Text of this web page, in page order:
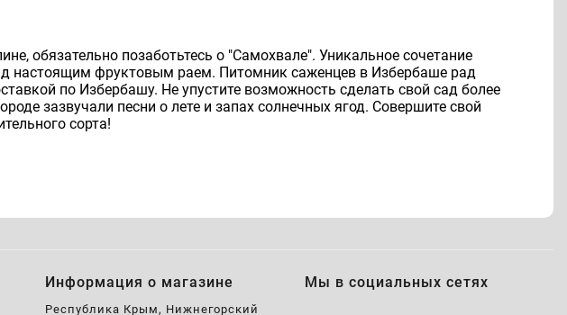
обязательно позаботьтесь о "Самохвале". Уникальное сочетание
настоящим фруктовым раем. Питомник саженцев в Избербаше рад
по Избербашу. Не упустите возможность сделать свой сад более
зазвучали песни о лете и запах солнечных ягод. Совершите свой
сорта!
Информация о магазине
Республика Крым, Нижнегорский
Мы в социальных сетях